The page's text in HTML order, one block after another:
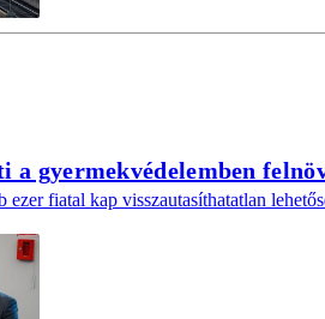
a gyermekvédelemben
fiatal kap visszautasíthatatlan